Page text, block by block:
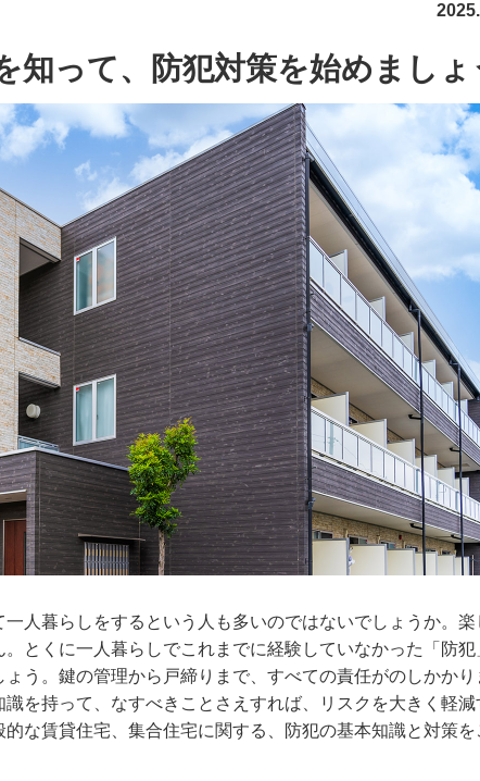
知って、防犯対策を始めましょ
人暮らしをするという人も多いのではないでしょうか。楽
とくに一人暮らしでこれまでに経験していなかった「防犯
う。鍵の管理から戸締りまで、すべての責任がのしかかり
を持って、なすべきことさえすれば、リスクを大きく軽減
な賃貸住宅、集合住宅に関する、防犯の基本知識と対策を